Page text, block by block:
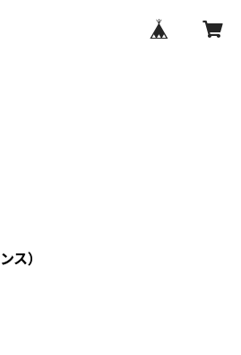
）